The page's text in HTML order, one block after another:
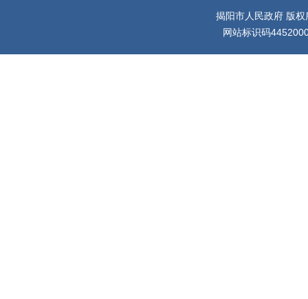
揭阳市人民政府 版
网站标识码